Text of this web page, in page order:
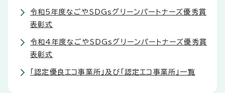
令和5年度なごやSDGsグリーンパートナーズ優秀賞
表彰式
令和4年度なごやSDGsグリーンパートナーズ優秀賞
表彰式
「認定優良エコ事業所」及び「認定エコ事業所」一覧